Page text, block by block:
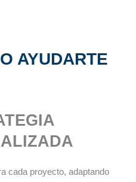
AYUDARTE
cada proyecto, adaptando